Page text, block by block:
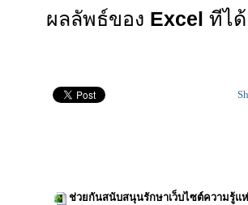
ผลลัพธ์ของ Excel ทีไ
ช่วยกันสนับสนุนรักษาเว็บไซต์ความรู้แ